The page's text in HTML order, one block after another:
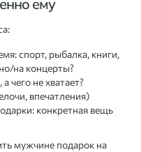
ему
спорт, рыбалка, книги,
на концерты?
чего не хватает?
впечатления)
конкретная вещь
мужчине подарок на